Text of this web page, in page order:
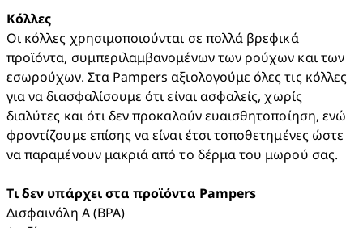
Kόλλες
Οι κόλλες χρησιμοποιούνται σε πολλά βρεφικά
προϊόντα, συμπεριλαμβανομένων των ρούχων και των
εσωρούχων. Στα Pampers αξιολογούμε όλες τις κόλλες
για να διασφαλίσουμε ότι είναι ασφαλείς, χωρίς
διαλύτες και ότι δεν προκαλούν ευαισθητοποίηση, ενώ
φροντίζουμε επίσης να είναι έτσι τοποθετημένες ώστε
να παραμένουν μακριά από το δέρμα του μωρού σας.
Tι δεν υπάρχει στα προϊόντα Pampers
Δισφαινόλη Α (BPA)